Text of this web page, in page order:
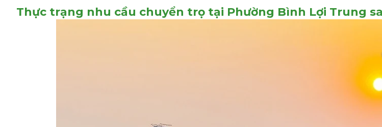
Thực trạng nhu cầu chuyển trọ tại Phường Bình Lợi Trung